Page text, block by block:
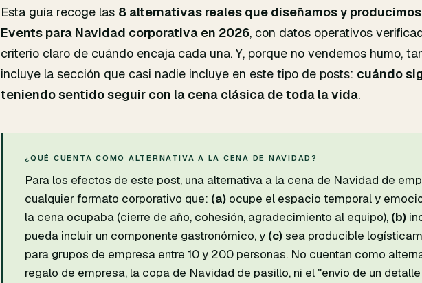
Esta guía recoge las 8 alternativas reales que diseñamos y
Events para Navidad corporativa en 2026, con datos operativos
criterio claro de cuándo encaja cada una. Y, porque no vendemos humo,
incluye la sección que casi nadie incluye en este tipo de posts: cuándo
teniendo sentido seguir con la cena clásica de toda la vida.
¿QUÉ CUENTA COMO ALTERNATIVA A LA CENA DE NAVIDAD?
Para los efectos de este post, una alternativa a la cena de Navidad de
cualquier formato corporativo que: (a) ocupe el espacio temporal y
la cena ocupaba (cierre de año, cohesión, agradecimiento al equipo), (b)
pueda incluir un componente gastronómico, y (c)sea producible
para grupos de empresa entre 10 y 200 personas. No cuentan como
regalo de empresa, la copa de Navidad de pasillo, ni el "envío de un